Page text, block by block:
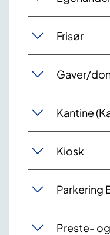
Frisør
Gaver/
Kantine
Kiosk
Parkering
Preste-